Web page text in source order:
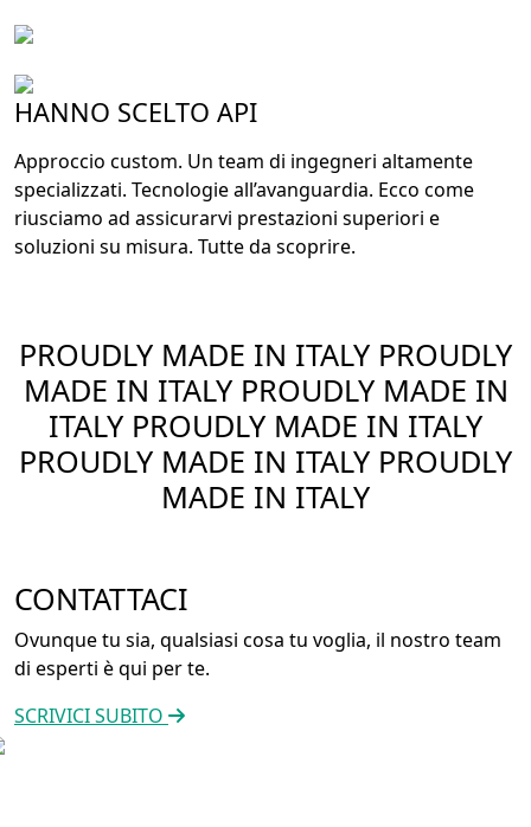
HANNO SCELTO API
Approccio custom. Un team di ingegneri altamente
specializzati. Tecnologie all’avanguardia. Ecco come
riusciamo ad assicurarvi prestazioni superiori e
soluzioni su misura. Tutte da scoprire.
PROUDLY MADE IN ITALY PROUDLY
MADE IN ITALYPROUDLY MADE IN
ITALY PROUDLY MADE IN ITALY
PROUDLY MADE IN ITALY PROUDLY
MADE IN ITALY
CONTATTACI
Ovunque tu sia, qualsiasi cosa tu voglia, il nostro team
di esperti è qui per te.
SCRIVICI SUBITO